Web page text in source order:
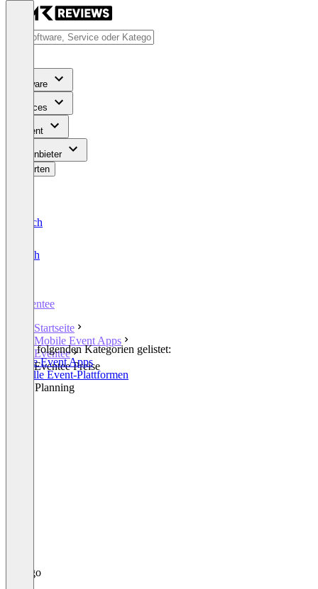
Software
Services
Content
Für Anbieter
Bewerten
Deutsch
English
Eventee
Startseite
Mobile Event Apps
Eventee
Eventee Preise
In den folgenden Kategorien gelistet:
Mobile Event Apps
Virtuelle Event-Plattformen
Event Planning